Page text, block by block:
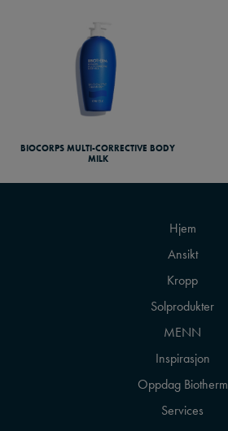
BIOCORPS MULTI-CORRECTIVE BODY
MILK
Hjem
Ansikt
Kropp
Solprodukter
MENN
Inspirasjon
Oppdag Biotherm
Services